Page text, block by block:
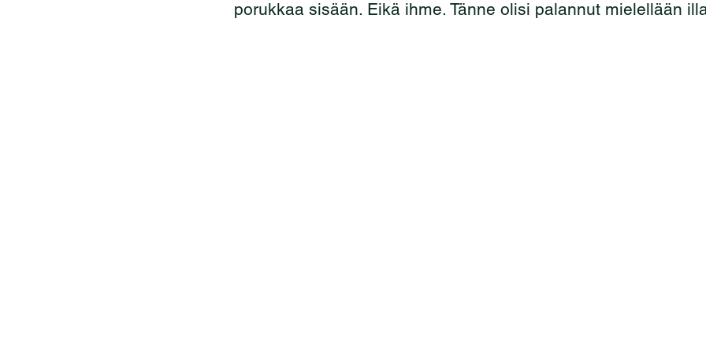
porukkaa sisään. Eikä ihme. Tänne olisi palannut mielellään